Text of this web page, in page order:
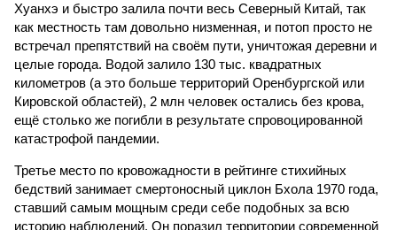
Хуанхэ и быстро залила почти весь Северный Китай, так
как местность там довольно низменная, и потоп просто не
встречал препятствий на своём пути, уничтожая деревни и
целые города. Водой залило 130 тыс. квадратных
километров (а это больше территорий Оренбургской или
Кировской областей), 2 млн человек остались без крова,
ещё столько же погибли в результате спровоцированной
катастрофой пандемии.
Третье место по кровожадности в рейтинге стихийных
бедствий занимает смертоносный циклон Бхола 1970 года,
ставший самым мощным среди себе подобных за всю
историю наблюдений. Он поразил территории современной